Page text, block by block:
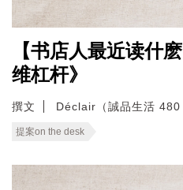
【书店人最近读什
维杠杆》
撰文 Déclair（誠品生活 480
提案on the desk